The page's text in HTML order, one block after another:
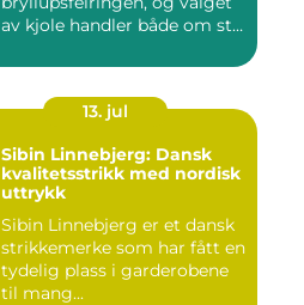
av kjole handler både om stil,
13. jul
Sibin Linnebjerg: Dansk
kvalitetsstrikk med nordisk
uttrykk
Sibin Linnebjerg er et dansk
strikkemerke som har fått en
tydelig plass i garderobene
til mang...